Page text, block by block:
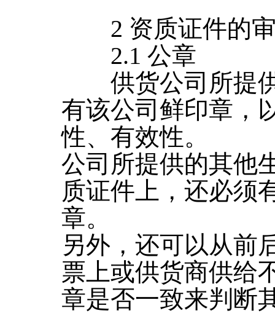
2 资质证件的
2.1 公章
供货公司所提供
有该公司鲜印章，
性、有效性。
公司所提供的其他
质证件上，还必须
章。
另外，还可以从前
票上或供货商供给
章是否一致来判断